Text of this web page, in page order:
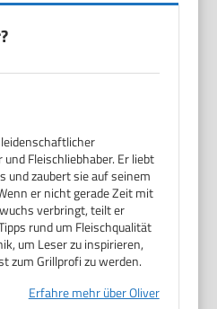
Fleischliebhaber. Er liebt
und zaubert sie auf seinem
er nicht gerade Zeit mit
verbringt, teilt er
rund um Fleischqualität
um Leser zu inspirieren,
zum Grillprofi zu werden.
Erfahre mehr über Oliver